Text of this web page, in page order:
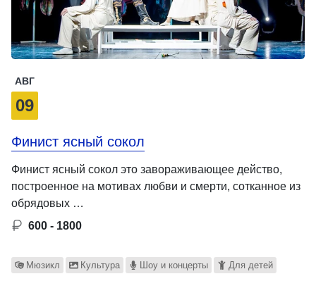
АВГ
09
Финист ясный сокол
Финист ясный сокол это завораживающее действо,
построенное на мотивах любви и смерти, сотканное из
обрядовых …
600 - 1800
Мюзикл Культура Шоу и концерты Для детей